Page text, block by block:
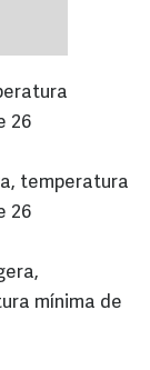
26
temperatura
26
mínima de